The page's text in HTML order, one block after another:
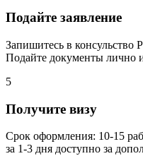
Подайте заявление
Запишитесь в
Подайте документы лично
5
Получите визу
Срок оформления: 10-15
за 1-3 дня доступно за